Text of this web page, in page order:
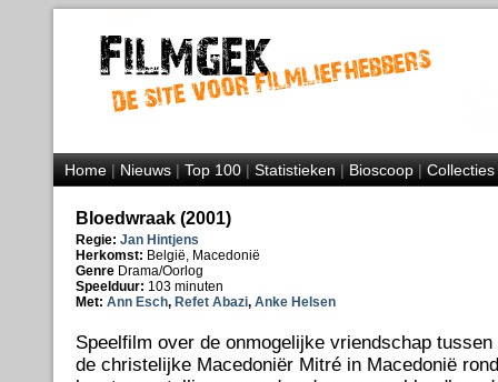
Home|Nieuws|Top 100|Statistieken|Bioscoop|Collecties
Bloedwraak (2001)
Regie: Jan Hintjens
Herkomst: België, Macedonië
Genre Drama/Oorlog
Speelduur: 103 minuten
Met: Ann Esch, Refet Abazi, Anke Helsen
Speelfilm over de onmogelijke vriendschap
de christelijke Macedoniër Mitré in Macedonië